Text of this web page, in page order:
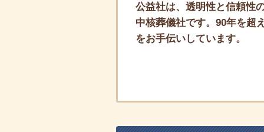
公益社は、透明性と信頼性
中核葬儀社です。90年を超
をお手伝いしています。